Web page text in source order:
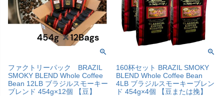
ファクトリーパック BRAZIL
SMOKY BLEND Whole Coffee
Bean 12LB ブラジルスモーキー
ブレンド 454g×12個 【豆】
160杯セット BRAZIL SMOKY
BLEND Whole Coffee Bean
4LB ブラジルスモーキーブレン
ド 454g×4個 【豆または挽】